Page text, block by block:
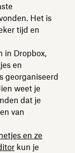
Het is
tijd en
in Dropbox,
en
georganiseerd
weet je
dat je
van
en ze
kun je